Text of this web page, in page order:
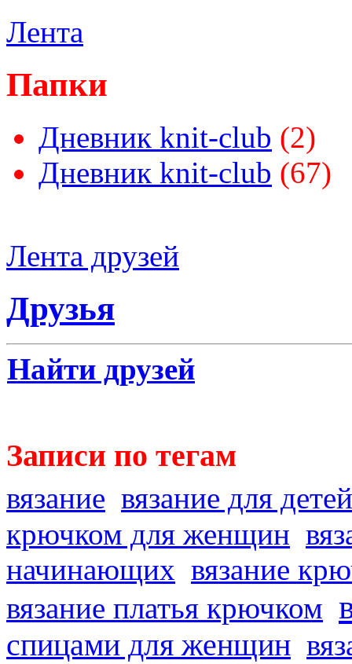
Лента
Папки
Дневник knit-club (2)
Дневник knit-club (67)
Лента друзей
Друзья
Найти друзей
Записи по тегам
вязание вязание для детей
крючком для женщин
начинающих вязание
вязание платья крючком
спицами для женщин